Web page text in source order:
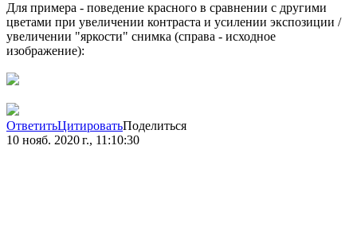
Для примера - поведение красного в сравнении с другими
цветами при увеличении контраста и усилении экспозиции /
увеличении "яркости" снимка (справа - исходное
изображение):
ОтветитьЦитироватьПоделиться
10 нояб. 2020 г., 11:10:30